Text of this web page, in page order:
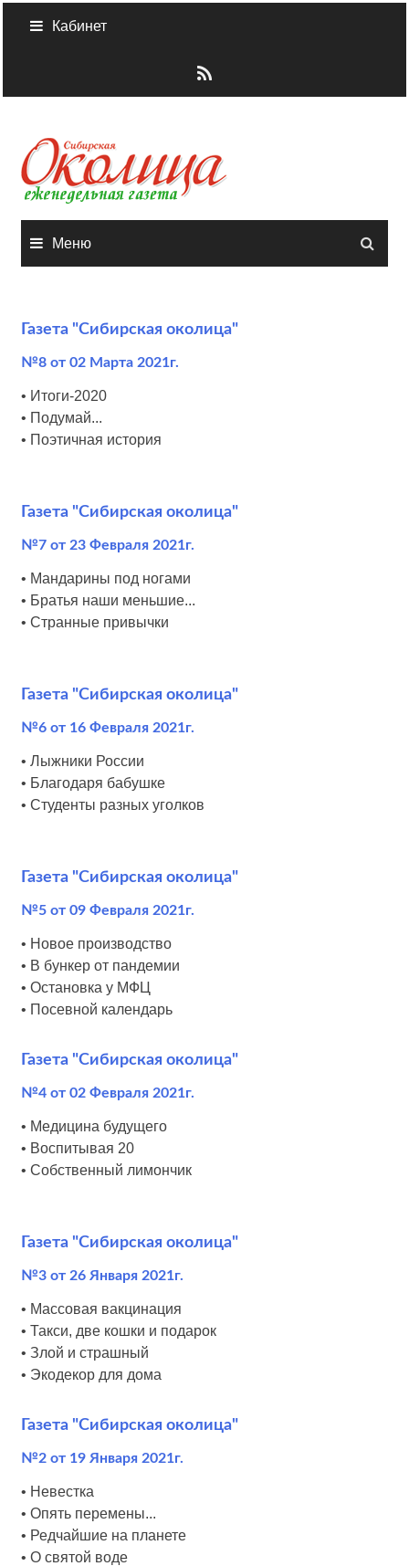
Кабинет
Меню
Газета "Сибирская околица"
№8 от 02 Марта 2021г.
• Итоги-2020
• Подумай...
• Поэтичная история
Газета "Сибирская околица"
№7 от 23 Февраля 2021г.
• Мандарины под ногами
• Братья наши меньшие...
• Странные привычки
Газета "Сибирская околица"
№6 от 16 Февраля 2021г.
• Лыжники России
• Благодаря бабушке
• Студенты разных уголков
Газета "Сибирская околица"
№5 от 09 Февраля 2021г.
• Новое производство
• В бункер от пандемии
• Остановка у МФЦ
• Посевной календарь
Газета "Сибирская околица"
№4 от 02 Февраля 2021г.
• Медицина будущего
• Воспитывая 20
• Собственный лимончик
Газета "Сибирская околица"
№3 от 26 Января 2021г.
• Массовая вакцинация
• Такси, две кошки и подарок
• Злой и страшный
• Экодекор для дома
Газета "Сибирская околица"
№2 от 19 Января 2021г.
• Невестка
• Опять перемены...
• Редчайшие на планете
• О святой воде